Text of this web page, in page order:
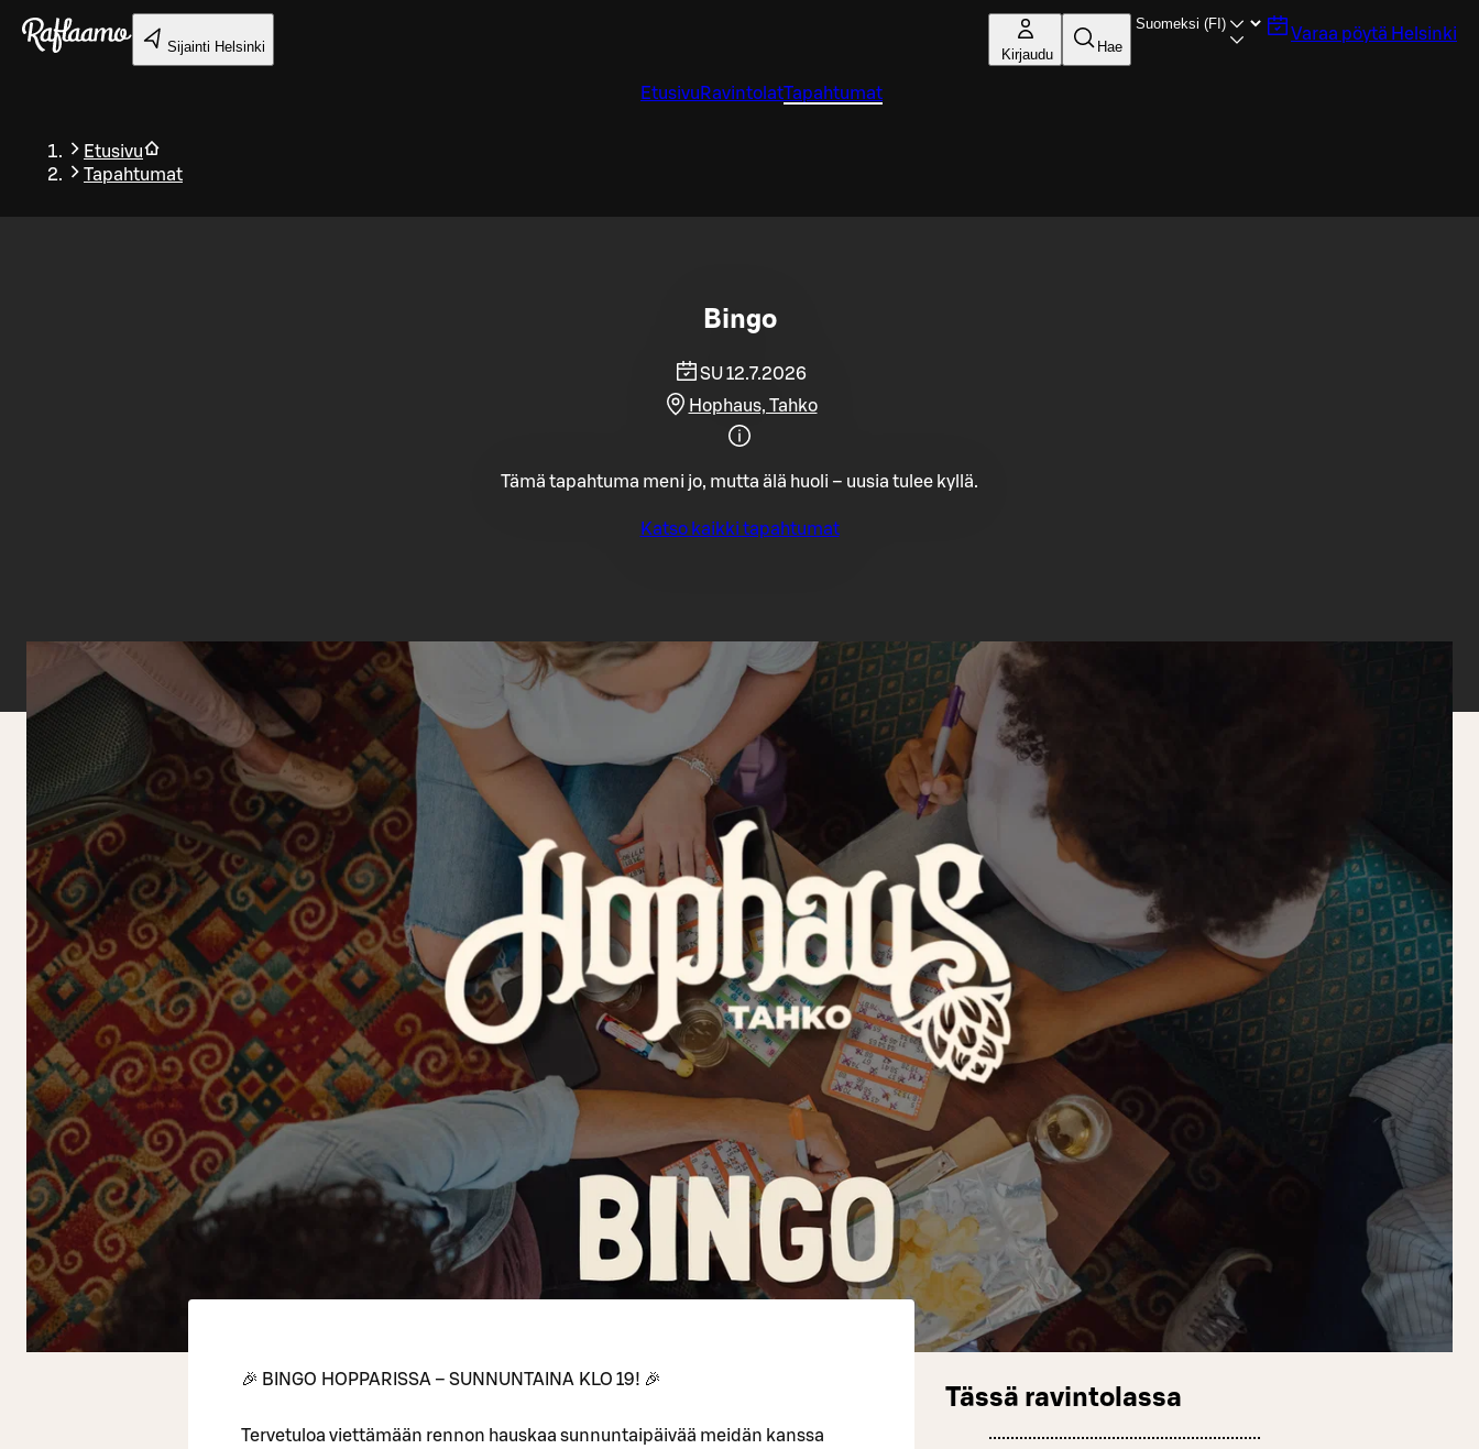
Siirry pääsisältöön
Sijainti Helsinki Kirjaudu Hae
Varaa pöytä Helsinki
Etusivu RavintolatTapahtumat
Etusivu
Tapahtumat
Takaisin
Bingo
SU 12.7.2026
Hophaus, Tahko
Tämä tapahtuma meni jo, mutta älä huoli – uusia tulee kyllä.
Katso kaikki tapahtumat
🎉 BINGO HOPPARISSA – SUNNUNTAINA KLO 19! 🎉
Tervetuloa viettämään rennon hauskaa sunnuntaipäivää meidän kanssa
Tässä ravintolassa